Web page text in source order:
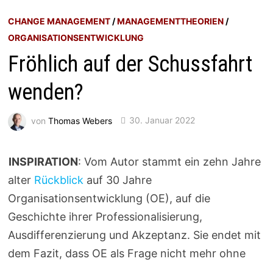
CHANGE MANAGEMENT /MANAGEMENTTHEORIEN /
ORGANISATIONSENTWICKLUNG
Fröhlich auf der Schussfahrt
wenden?
vonThomas Webers 30. Januar 2022
INSPIRATION: Vom Autor stammt ein zehn Jahre
alter Rückblick auf 30 Jahre
Organisationsentwicklung (OE), auf die
Geschichte ihrer Professionalisierung,
Ausdifferenzierung und Akzeptanz. Sie endet mit
dem Fazit, dass OE als Frage nicht mehr ohne